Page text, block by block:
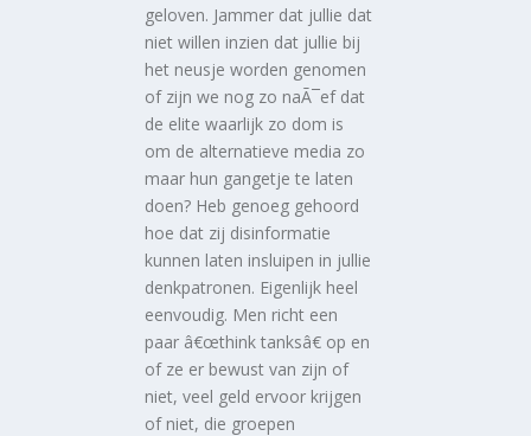
geloven. Jammer dat jullie dat
niet willen inzien dat jullie bij
het neusje worden genomen
of zijn we nog zo naÃ¯ef dat
de elite waarlijk zo dom is
om de alternatieve media zo
maar hun gangetje te laten
doen? Heb genoeg gehoord
hoe dat zij disinformatie
kunnen laten insluipen in jullie
denkpatronen. Eigenlijk heel
eenvoudig. Men richt een
paar â€œthink tanksâ€ op en
of ze er bewust van zijn of
niet, veel geld ervoor krijgen
of niet, die groepen